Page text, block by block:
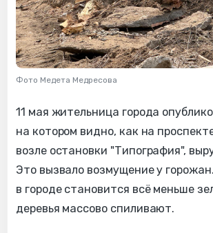
Фото Медета Медресова
11 мая жительница города
на котором видно, как на
возле остановки "Типография",
Это вызвало возмущение у
в городе становится всё меньше
деревья массово спиливают.